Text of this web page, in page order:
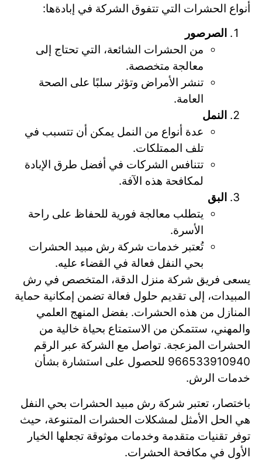
أنواع الحشرات التي تتفوق الشركة في إبادةها:
الصرصور
من الحشرات الشائعة، التي تحتاج إلى
معالجة متخصصة.
تنشر الأمراض وتؤثر سلبًا على الصحة
العامة.
النمل
عدة أنواع من النمل يمكن أن تتسبب في
تلف الممتلكات.
تتنافس الشركات في أفضل طرق الإبادة
لمكافحة هذه الآفة.
البق
يتطلب معالجة فورية للحفاظ على راحة
الأسرة.
تُعتبر خدمات شركة رش مبيد الحشرات
بحي النفل فعالة في القضاء عليه.
يسعى فريق شركة منزل الدقة، المتخصص في رش
المبيدات، إلى تقديم حلول فعالة تضمن إمكانية حماية
المنازل من هذه الحشرات. بفضل المنهج العلمي
والمهني، ستتمكن من الاستمتاع بحياة خالية من
الحشرات المزعجة. تواصل مع الشركة عبر الرقم
966533910940 للحصول على استشارة بشأن
خدمات الرش.
باختصار، تعتبر شركة رش مبيد الحشرات بحي النفل
هي الحل الأمثل لمشكلات الحشرات المتنوعة، حيث
توفر تقنيات متقدمة وخدمات موثوقة تجعلها الخيار
الأول في مكافحة الحشرات.